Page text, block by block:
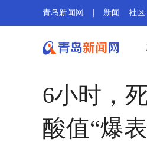
青岛新闻网 新闻 社区
6小时，
酸值“爆